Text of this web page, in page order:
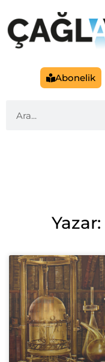
Abonelik